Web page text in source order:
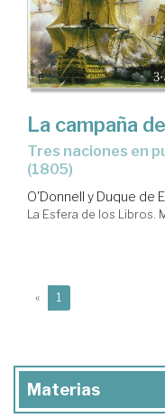
La campaña
tres naciones en pugna por el dominio del mar
(1805)
O'Donnell y Duque de
La Esfera de los Libros.
« 1
Materias